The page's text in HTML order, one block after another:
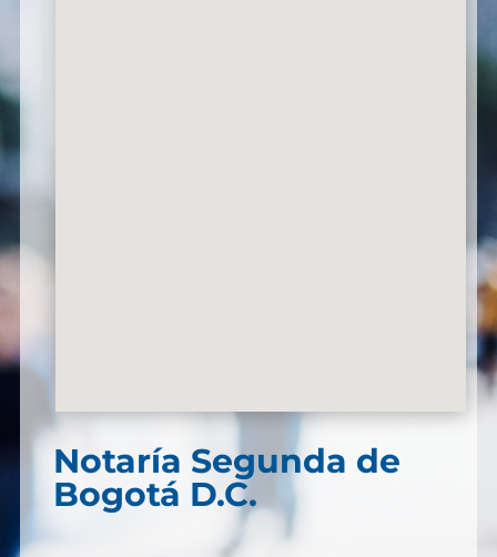
Notaría Segunda de
Bogotá D.C.